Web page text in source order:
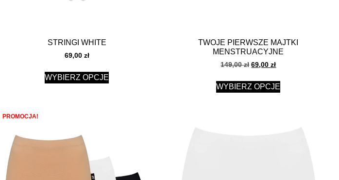
STRINGI WHITE
69,00 zł
WYBIERZ OPCJE
TWOJE PIERWSZE MAJTKI
MENSTRUACYJNE
149,00zł 69,00zł
WYBIERZ OPCJE
PROMOCJA!